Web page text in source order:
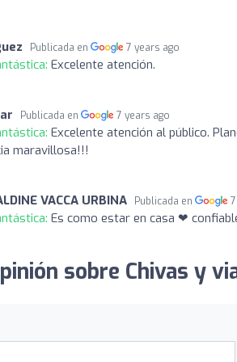
Publicada en 7 years ago
Excelente atención.
Publicada en 7 years ago
Excelente atención al público.
maravillosa!!!
VACCA URBINA Publicada en
Es como estar en casa ❤
sobre Chivas y